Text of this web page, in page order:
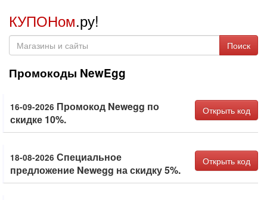
КУПОНом.ру!
Поиск
Промокоды NewEgg
16-09-2026 Промокод Newegg по
скидке 10%.
Открыть код
18-08-2026 Специальное
предложение Newegg на скидку 5%.
Открыть код